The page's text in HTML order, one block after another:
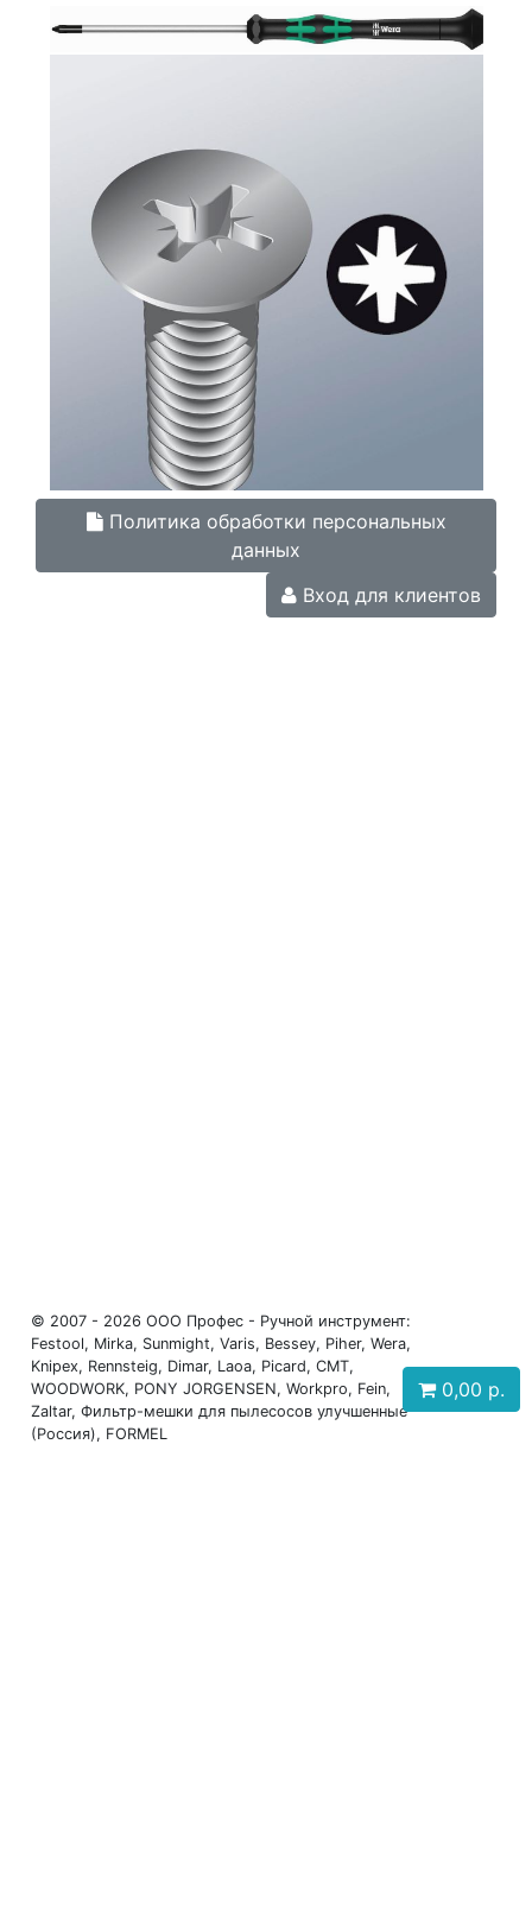
Политика обработки персональных
данных
Вход для клиентов
© 2007 - 2026 ООО Профес - Ручной инструмент:
Festool, Mirka, Sunmight, Varis, Bessey, Piher, Wera,
Knipex, Rennsteig, Dimar, Laoa, Picard, CMT,
WOODWORK, PONY JORGENSEN, Workpro, Fein,
Zaltar, Фильтр-мешки для пылесосов улучшенные
(Россия), FORMEL
0,00 р.